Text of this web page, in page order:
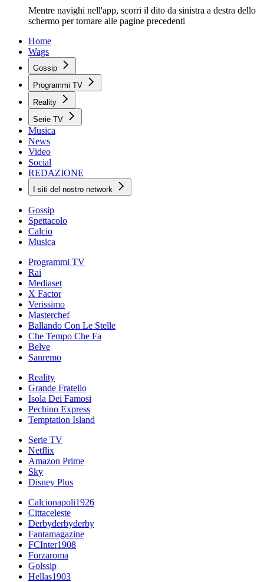
Mentre navighi nell'app, scorri il dito da sinistra a destra dello
schermo per tornare alle pagine precedenti
Home
Wags
Gossip
Programmi TV
Reality
Serie TV
Musica
News
Video
Social
REDAZIONE
I siti del nostro network
Gossip
Spettacolo
Calcio
Musica
Programmi TV
Rai
Mediaset
X Factor
Verissimo
Masterchef
Ballando Con Le Stelle
Che Tempo Che Fa
Belve
Sanremo
Reality
Grande Fratello
Isola Dei Famosi
Pechino Express
Temptation Island
Serie TV
Netflix
Amazon Prime
Sky
Disney Plus
Calcionapoli1926
Cittaceleste
Derbyderbyderby
Fantamagazine
FCInter1908
Forzaroma
Golssip
Hellas1903